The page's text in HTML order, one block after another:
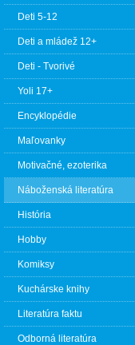
Deti 5-12
Deti a mládež 12+
Deti - Tvorivé
Yoli 17+
Encyklopédie
Maľovanky
Motivačné, ezoterika
Náboženská literatúra
História
Hobby
Komiksy
Kuchárske knihy
Literatúra faktu
Odborná literatúra